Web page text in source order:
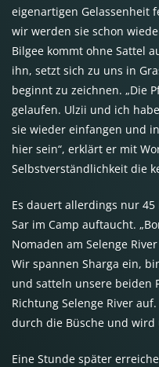
eigenartigen Gelassenheit
wir werden sie schon
Bilgee kommt ohne Sattel
ihn, setzt sich zu uns in
beginnt zu zeichnen. „Die
gelaufen. Ulzii und ich
sie wieder einfangen und
hier sein“, erklärt er mit
Selbstverständlichkeit die
Es dauert allerdings nur
Sar im Camp auftaucht.
Nomaden am Selenge
Wir spannen Sharga ein,
und satteln unsere beiden
Richtung Selenge River
durch die Büsche und wird
Eine Stunde später